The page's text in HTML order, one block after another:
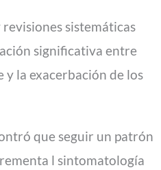
sistemáticas
significativa entre
y la exacerbación de los
que seguir un patrón
l sintomatología